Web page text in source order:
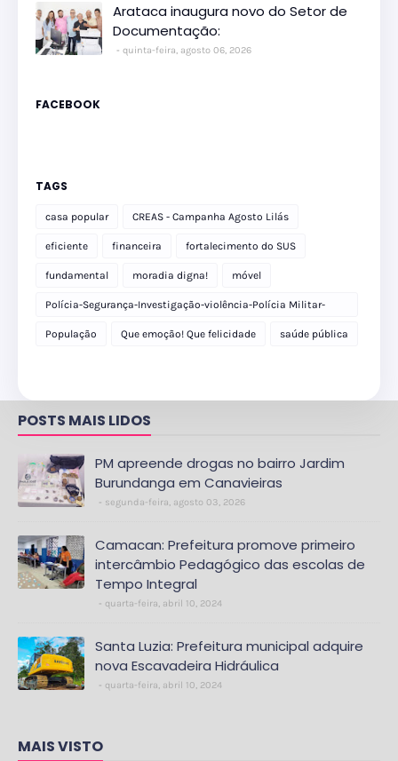
Arataca inaugura novo do Setor de
Documentação:
quinta-feira, agosto 06, 2026
FACEBOOK
TAGS
casa popular CREAS - Campanha Agosto Lilás
eficiente financeira fortalecimento do SUS
fundamental moradia digna! móvel
Polícia-Segurança-Investigação-violência-Polícia Militar-
delegacia
População Que emoção! Que felicidade saúde pública
POSTS MAIS LIDOS
PM apreende drogas no bairro Jardim
Burundanga em Canavieiras
segunda-feira, agosto 03, 2026
Camacan: Prefeitura promove primeiro
intercâmbio Pedagógico das escolas de
Tempo Integral
quarta-feira, abril 10, 2024
Santa Luzia: Prefeitura municipal adquire
nova Escavadeira Hidráulica
quarta-feira, abril 10, 2024
MAIS VISTO